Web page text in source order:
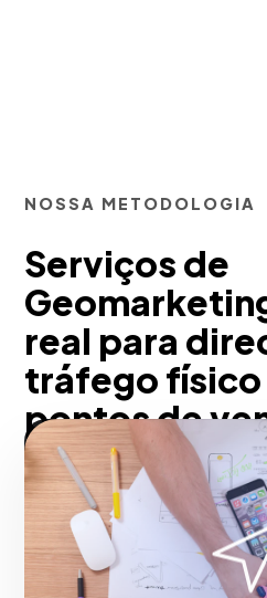
NOSSA METODOLOGIA
Serviços de
real para
tráfego físico
pontos de
pensados
Janeiro
Aumentamos o tráfego